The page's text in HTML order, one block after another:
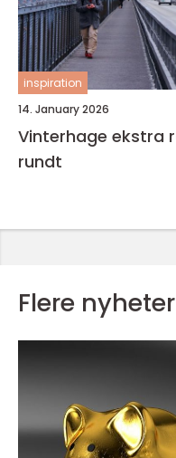
inspiration
14. January 2026
Vinterhage ekstra rom, lys og komfort året
rundt
Flere nyheter